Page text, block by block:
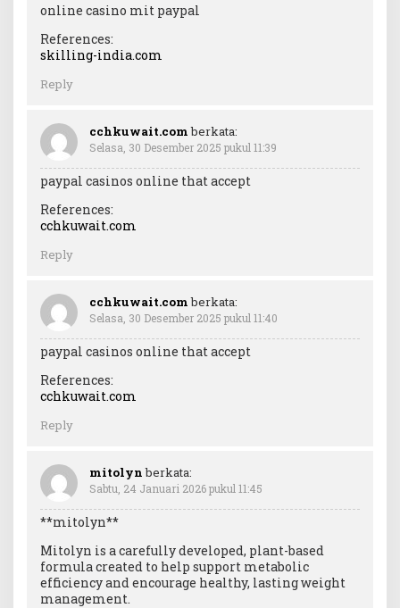
online casino mit paypal
References:
skilling-india.com
Reply
cchkuwait.com berkata:
Selasa, 30 Desember 2025 pukul 11:39
paypal casinos online that accept
References:
cchkuwait.com
Reply
cchkuwait.com berkata:
Selasa, 30 Desember 2025 pukul 11:40
paypal casinos online that accept
References:
cchkuwait.com
Reply
mitolyn berkata:
Sabtu, 24 Januari 2026 pukul 11:45
**mitolyn**
Mitolyn is a carefully developed, plant-based
formula created to help support metabolic
efficiency and encourage healthy, lasting weight
management.